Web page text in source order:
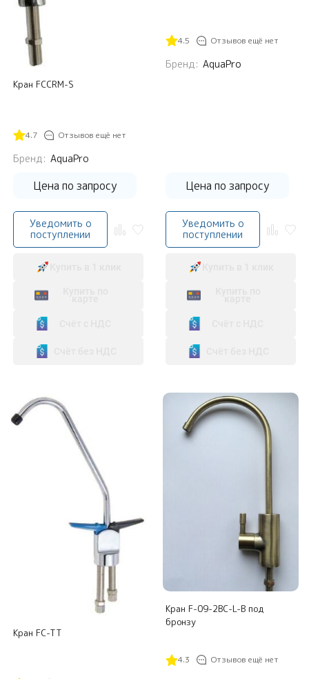
Кран FCCRM-S
4.7 Отзывов ещё нет
Бренд: AquaPro
Цена по запросу
Уведомить о
поступлении
4.5 Отзывов ещё нет
Бренд: AquaPro
Цена по запросу
Уведомить о
поступлении
Кран FC-TT
Кран F-09-2BC-L-B под
бронзу
4.3 Отзывов ещё нет